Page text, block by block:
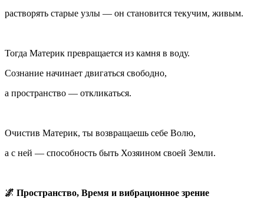
растворять старые узлы — он становится текучим, живым.
Тогда Материк превращается из камня в воду.
Сознание начинает двигаться свободно,
а пространство — откликаться.
Очистив Материк, ты возвращаешь себе Волю,
а с ней — способность быть Хозяином своей Земли.
🌌 Пространство, Время и вибрационное зрение